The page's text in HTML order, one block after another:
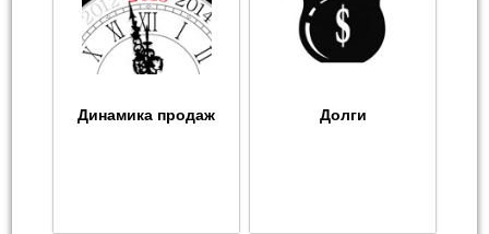
Динамика продаж Долги